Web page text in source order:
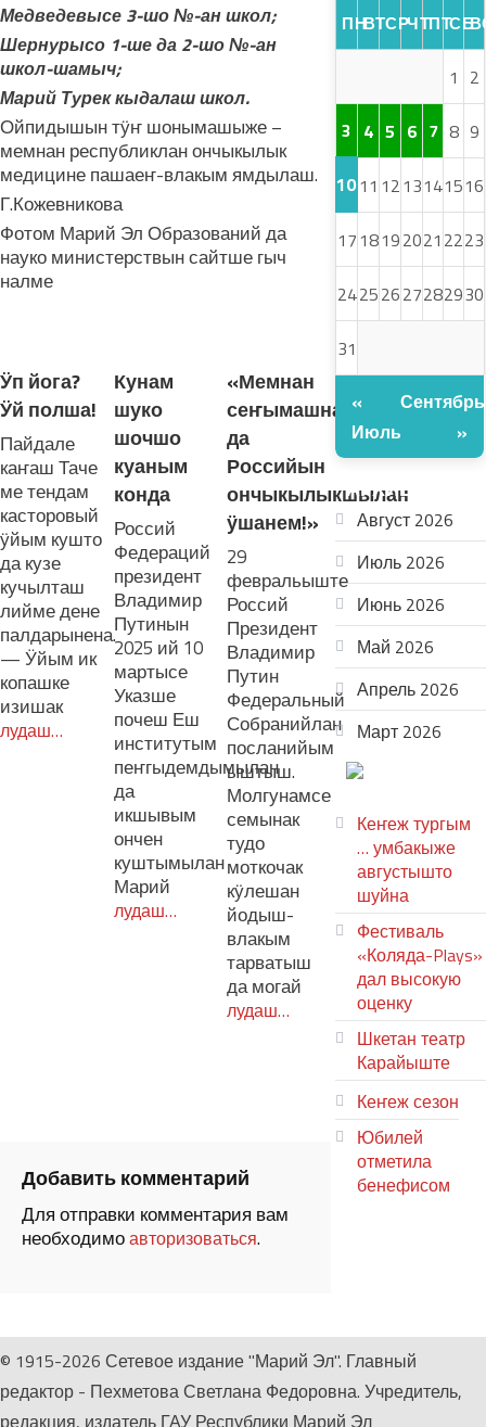
Медведевысе 3-шо №-ан школ;
Шернурысо 1-ше да 2-шо №-ан
школ-шамыч;
Марий Турек кыдалаш школ.
Ойпидышын тӱҥ шонымашыже –
мемнан республиклан ончыкылык
медицине пашаеҥ-влакым ямдылаш.
Г.Кожевникова
Фотом Марий Эл Образований да
науко министерствын сайтше гыч
налме
Ӱп йога?
Ӱй полша!
Пайдале
каҥаш Таче
ме тендам
касторовый
ӱйым кушто
да кузе
кучылташ
лийме дене
палдарынена.
— Ӱйым ик
копашке
изишак
лудаш…
Кунам
шуко
шочшо
куаным
конда
Россий
Федераций
президент
Владимир
Путинын
2025 ий 10
мартысе
Указше
почеш Еш
институтым
пеҥгыдемдымылан
да
икшывым
ончен
куштымылан
Марий
лудаш…
«Мемнан
сеҥымашналан
да
Российын
ончыкылыкшылан
ӱшанем!»
29
февральыште
Россий
Президент
Владимир
Путин
Федеральный
Собранийлан
посланийым
ыштыш.
Молгунамсе
семынак
тудо
моткочак
кӱлешан
йодыш-
влакым
тарватыш
да могай
лудаш…
Добавить комментарий
Для отправки комментария вам
необходимоавторизоваться.
ПНВТСРЧТПТСБ
1 2
3 4 5 6 7 8 9
1011 1213141516
1718192021 2223
24252627282930
31
«
Июль
Сентябрь
»
АРХИВ
Август 2026
Июль 2026
Июнь 2026
Май 2026
Апрель 2026
Март 2026
Кеҥеж тургым
… умбакыже
августышто
шуйна
Фестиваль
«Коляда-Plays»
дал высокую
оценку
Шкетан театр
Карайыште
Кеҥеж сезон
Юбилей
отметила
бенефисом
© 1915-2026 Сетевое издание "Марий Эл". Главный
редактор - Пехметова Светлана Федоровна. Учредитель,
редакция, издатель ГАУ Республики Марий Эл